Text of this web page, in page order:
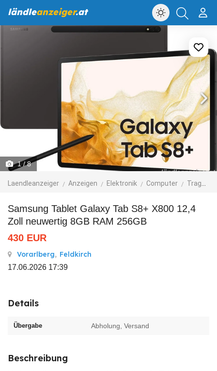
ländleanzeiger.at
1/ 8
Laendleanzeiger Anzeigen Elektronik Computer Tragbare Computer
Samsung Tablet Galaxy Tab S8+ X800 12,4
Zoll neuwertig 8GB RAM 256GB
430 EUR
Vorarlberg, Feldkirch
17.06.2026 17:39
Details
Übergabe Abholung, Versand
Beschreibung